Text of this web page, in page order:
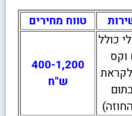
טווח מחירים
כולל
וקס
400-1,200
ש"ח